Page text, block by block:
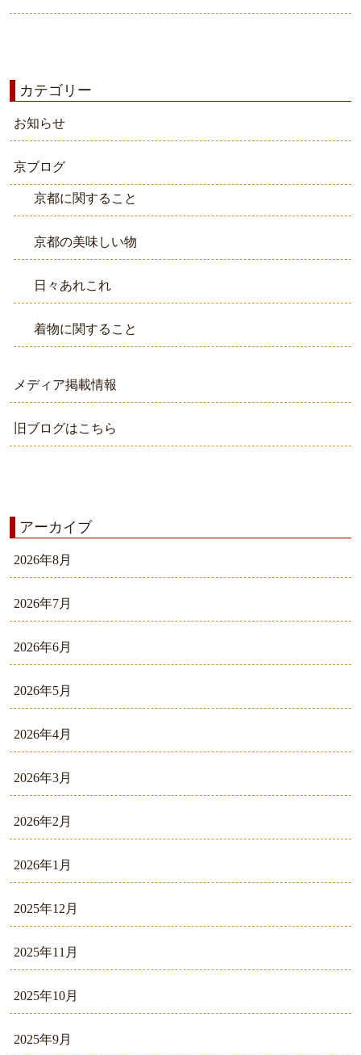
カテゴリー
お知らせ
京ブログ
京都に関すること
京都の美味しい物
日々あれこれ
着物に関すること
メディア掲載情報
旧ブログはこちら
アーカイブ
2026年8月
2026年7月
2026年6月
2026年5月
2026年4月
2026年3月
2026年2月
2026年1月
2025年12月
2025年11月
2025年10月
2025年9月